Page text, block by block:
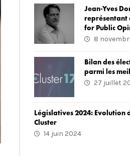
Jean-Yves
représentant
for Public
8
Bilan des
parmi les
27 juillet
Législatives 2024: Evolution
Cluster
14 juin 2024